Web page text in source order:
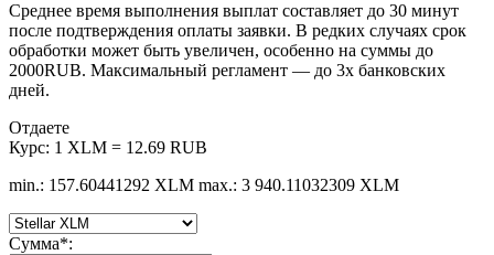
Среднее время выполнения выплат составляет до 30 минут
после подтверждения оплаты заявки. В редких случаях срок
обработки может быть увеличен, особенно на суммы до
2000RUB. Максимальный регламент — до 3х банковских
дней.
Отдаете
Курс: 1 XLM = 12.69 RUB
min.: 157.60441292 XLM max.: 3 940.11032309 XLM
Сумма*: